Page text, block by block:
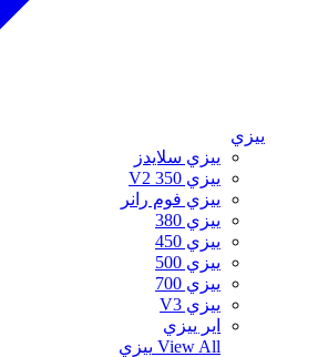
ييزي
ييزي سلايدز
ييزي 350 V2
ييزي فوم رانر
ييزي 380
ييزي 450
ييزي 500
ييزي 700
ييزي V3
اير ييزي
View All ييزي